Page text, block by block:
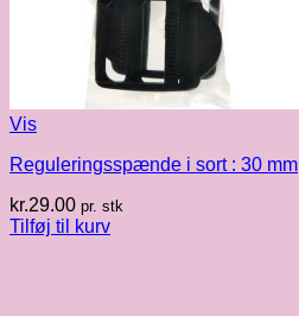
Vis
Reguleringsspænde i sort : 30 mm
kr.29.00 pr. stk
Tilføj til kurv